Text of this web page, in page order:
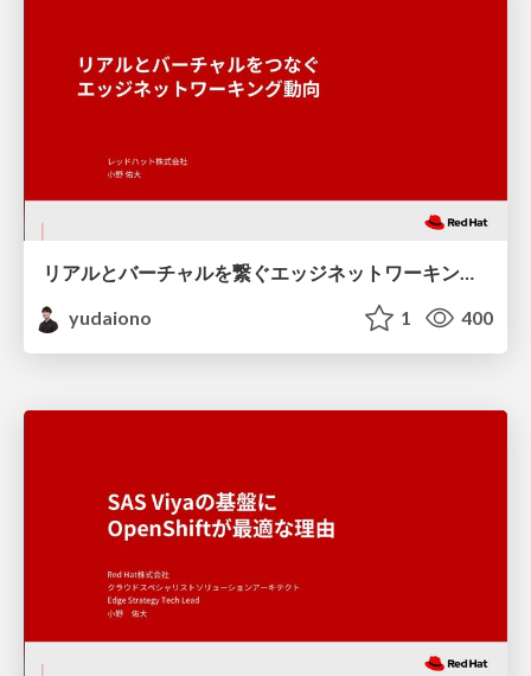
リアルとバーチャルを繋ぐエッジネットワーキング動向
yudaiono
1 400